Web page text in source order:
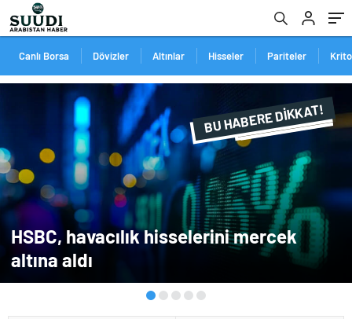
Canlı Borsa Dövizler Altınlar Hisseler Pariteler
HSBC, havacılık hisselerini mercek
altına aldı
SON DAKİKA
FLAŞ FLAŞ...
BU HABERE DİKKAT!